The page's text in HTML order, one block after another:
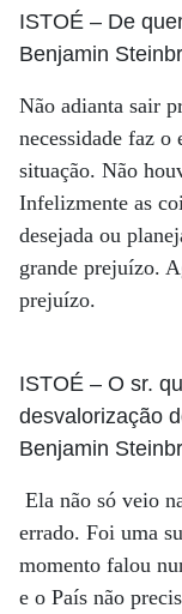
ISTOÉ – De
Benjamin
Não adianta sair
necessidade faz
situação. Não
Infelizmente as
desejada ou
grande prejuízo.
prejuízo.
ISTOÉ – O sr.
desvalorização
Benjamin
Ela não só veio
errado. Foi uma
momento falou
e o País não